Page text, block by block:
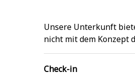
Unsere Unterkunft
nicht mit dem Konzept
Check-in